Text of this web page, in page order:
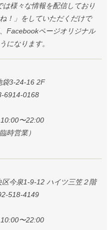
は様々な情報を配信しており
！」をしていただくだけで
Facebookページオリジナル
になります。
3-24-16 2F
6914-0168
〜22:00
時営業）
今泉1-9-12 ハイツ三笠２階
518-4149
〜22:00